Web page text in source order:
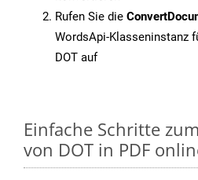
Rufen Sie die
WordsApi-Klasseninstanz
DOT auf
Einfache Schritte
von DOT in PDF